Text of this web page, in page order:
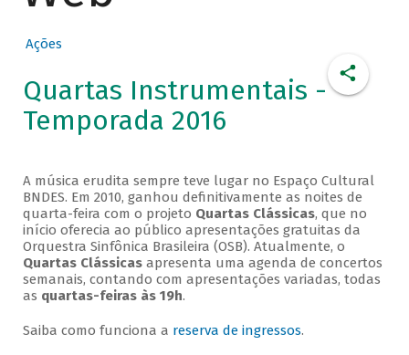
Ações
Quartas Instrumentais -
Temporada 2016
A música erudita sempre teve lugar no Espaço Cultural
BNDES. Em 2010, ganhou definitivamente as noites de
quarta-feira com o projeto Quartas Clássicas, que no
início oferecia ao público apresentações gratuitas da
Orquestra Sinfônica Brasileira (OSB). Atualmente, o
Quartas Clássicasapresenta uma agenda de concertos
semanais, contando com apresentações variadas, todas
as quartas-feiras às 19h.
Saiba como funciona a reserva de ingressos.